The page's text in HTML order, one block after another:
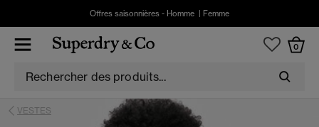
Offres saisonnières - Homme Femme
0
VESTES